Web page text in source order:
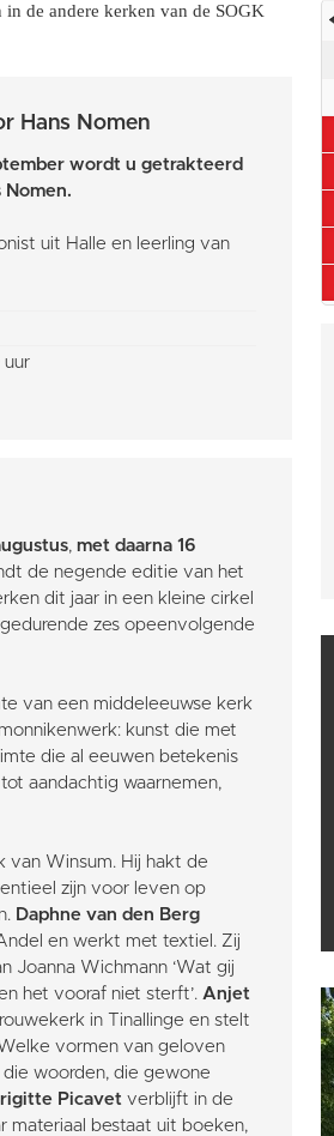
de andere kerken van de SOGK
Hans Nomen
wordt u getrakteerd
uit Halle en leerling van
uur
, met daarna 16
de negende editie van het
dit jaar in een kleine cirkel
zes opeenvolgende
van een middeleeuwse kerk
kunst die met
die al eeuwen betekenis
aandachtig waarnemen,
van Winsum. Hij hakt de
zijn voor leven op
Daphne van den Berg
en werkt met textiel. Zij
Joanna Wichmann ‘Wat gij
het vooraf niet sterft’. Anjet
in Tinallinge en stelt
vormen van geloven
woorden, die gewone
Picavet verblijft in de
materiaal bestaat uit boeken,